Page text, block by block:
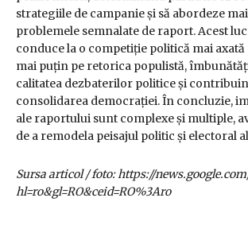
strategiile de campanie și să abordeze
problemele semnalate de raport. Acest
conduce la o competiție politică mai axată
mai puțin pe retorica populistă,
calitatea dezbaterilor politice și
consolidarea democrației. În concluzie,
ale raportului sunt complexe și multiple,
de a remodela peisajul politic și electoral
Sursa articol / foto: https://
hl=ro&gl=RO&ceid=RO%3Aro